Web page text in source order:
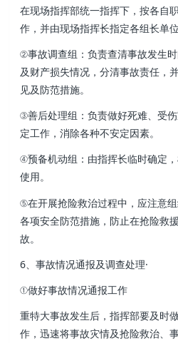
在现场指挥部统一指挥下，按各
作 ，并由现场指挥长指定各组长单位
②事故调查组：负责查清事故发生时间
及财产损失情况，分清事故责任
见及防范措施。
③善后处理组 ：负责做好死难、受
定工作 ，消除各种不安定因素。
④预备机动组：由指挥长临时确定
使用。
⑤在开展抢险救治过程中 ，应注意
各项安全防范措施，防止在抢险
故。
6、事故情况通报及调查处理·
①做好事故情况通报工作
重特大事故发生后，指挥部要及时
作，迅速将事故灾情及抢险救治 